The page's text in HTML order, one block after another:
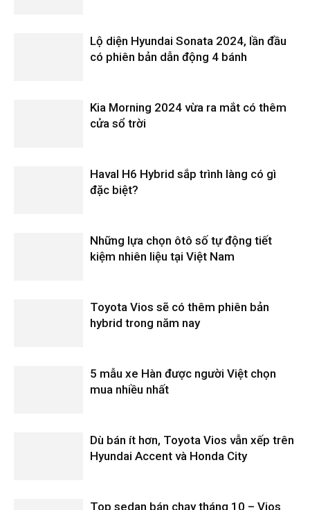
Lộ diện Hyundai Sonata 2024, lần đầu
có phiên bản dẫn động 4 bánh
Kia Morning 2024 vừa ra mắt có thêm
cửa sổ trời
Haval H6 Hybrid sắp trình làng có gì
đặc biệt?
Những lựa chọn ôtô số tự động tiết
kiệm nhiên liệu tại Việt Nam
Toyota Vios sẽ có thêm phiên bản
hybrid trong năm nay
5 mẫu xe Hàn được người Việt chọn
mua nhiều nhất
Dù bán ít hơn, Toyota Vios vẫn xếp trên
Hyundai Accent và Honda City
Top sedan bán chạy tháng 10 – Vios